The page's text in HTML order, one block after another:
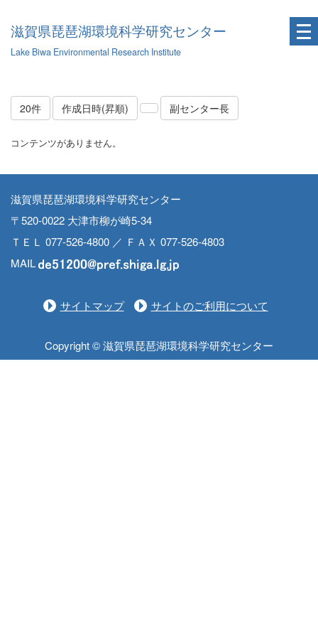
滋賀県琵琶湖環境科学研究センター
Lake Biwa Environmental Research Institute
20件 作成日時(昇順) 副センター長
コンテンツがありません。
滋賀県琵琶湖環境科学研究センター
〒520-0022 大津市柳が崎5-34
ＴＥＬ 077-526-4800 ／ ＦＡＸ 077-526-4803
MAIL
サイトマップ サイトのご利用について
Copyright © 滋賀県琵琶湖環境科学研究センター